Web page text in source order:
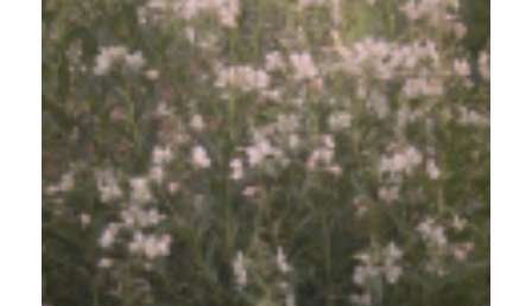
Wit wilgenroosje
Chamerion angustifolium 'Album'